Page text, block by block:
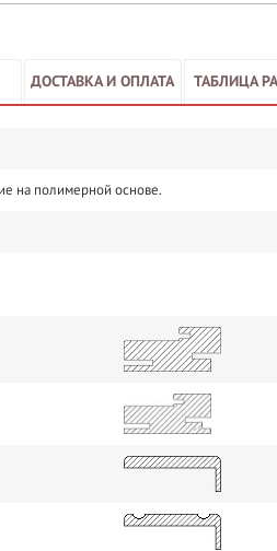
ДОСТАВКА И ОПЛАТА ТАБЛИЦА
на полимерной основе.